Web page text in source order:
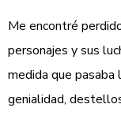
Me encontré
personajes y sus
medida que
genialidad,